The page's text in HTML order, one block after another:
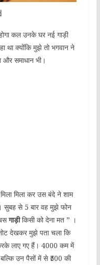
कल उनके घर नई गाड़ी
था क्योंकि मुझे तो भगवान ने
समाधान भी।
मिला कर उस बंदे ने शाम
सुबह से 5 बार वह मुझे फोन
गाड़ीकिसी को देना मत ” ।
देखकर मुझे पता चला कि
लाए गए हैं। 4000 कम में
बल्कि उन पैसों में से ₹500 की